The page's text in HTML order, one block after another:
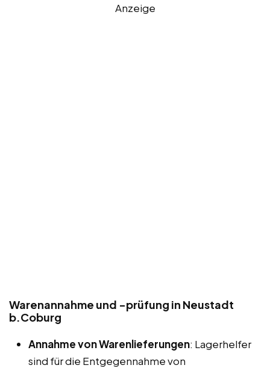
Anzeige
Warenannahme und -prüfung in Neustadt
b.Coburg
Annahme von Warenlieferungen: Lagerhelfer
sind für die Entgegennahme von